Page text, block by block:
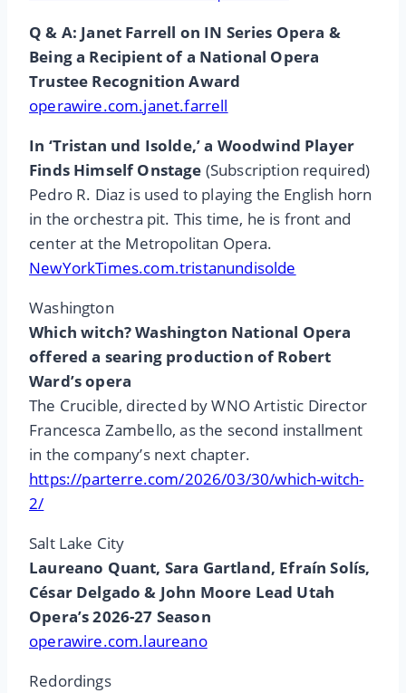
Q & A: Janet Farrell on IN Series Opera &
Being a Recipient of a National Opera
Trustee Recognition Award
operawire.com.janet.farrell
In ‘Tristan und Isolde,’ a Woodwind Player
Finds Himself Onstage (Subscription required)
Pedro R. Diaz is used to playing the English horn
in the orchestra pit. This time, he is front and
center at the Metropolitan Opera.
NewYorkTimes.com.tristanundisolde
Washington
Which witch? Washington National Opera
offered a searing production of Robert
Ward’s opera
The Crucible, directed by WNO Artistic Director
Francesca Zambello, as the second installment
in the company’s next chapter.
https://parterre.com/2026/03/30/which-witch-
2/
Salt Lake City
Laureano Quant, Sara Gartland, Efraín Solís,
César Delgado & John Moore Lead Utah
Opera’s 2026-27 Season
operawire.com.laureano
Redordings